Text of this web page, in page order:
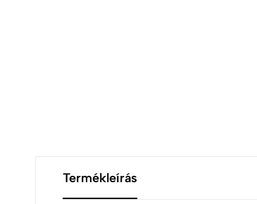
Termékleírás